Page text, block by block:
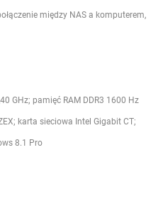
między NAS a komputerem,
GHz; pamięć RAM DDR3 1600 Hz
karta sieciowa Intel Gigabit CT;
8.1 Pro